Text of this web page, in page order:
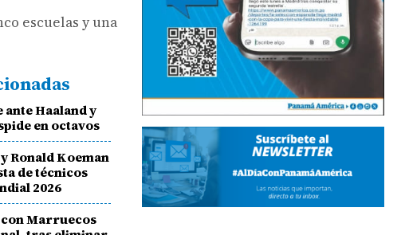
escuelas y una
Haaland y
en octavos
Ronald Koeman
de técnicos
2026
Marruecos